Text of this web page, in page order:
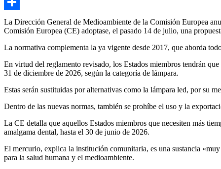
Compartir
La Dirección General de Medioambiente de la Comisión Europea
Comisión Europea (CE) adoptase, el pasado 14 de julio, una
La normativa complementa la ya vigente desde 2017, que aborda
En virtud del reglamento revisado, los Estados miembros tendrán
31 de diciembre de 2026, según la categoría de lámpara.
Estas serán sustituidas por alternativas como la lámpara led, por su
Dentro de las nuevas normas, también se prohíbe el uso y la
La CE detalla que aquellos Estados miembros que necesiten más
amalgama dental, hasta el 30 de junio de 2026.
El mercurio, explica la institución comunitaria, es una sustancia
para la salud humana y el medioambiente.